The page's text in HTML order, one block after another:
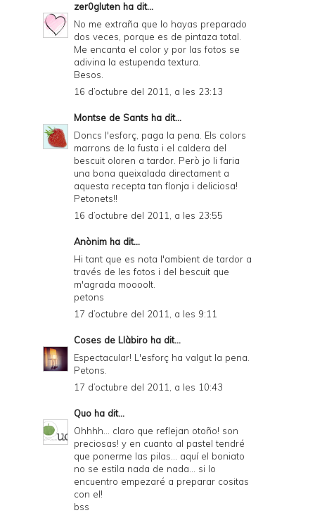
zer0gluten ha dit...
No me extraña que lo hayas preparado
dos veces, porque es de pintaza total.
Me encanta el color y por las fotos se
adivina la estupenda textura.
Besos.
16 d’octubre del 2011, a les 23:13
Montse de Sants ha dit...
Doncs l'esforç, paga la pena. Els colors
marrons de la fusta i el caldera del
bescuit oloren a tardor. Però jo li faria
una bona queixalada directament a
aquesta recepta tan flonja i deliciosa!
Petonets!!
16 d’octubre del 2011, a les 23:55
Anònim ha dit...
Hi tant que es nota l'ambient de tardor a
través de les fotos i del bescuit que
m'agrada moooolt.
petons
17 d’octubre del 2011, a les 9:11
Coses de Llàbiro ha dit...
Espectacular! L'esforç ha valgut la pena.
Petons.
17 d’octubre del 2011, a les 10:43
Quo ha dit...
Ohhhh... claro que reflejan otoño! son
preciosas! y en cuanto al pastel tendré
que ponerme las pilas... aquí el boniato
no se estila nada de nada... si lo
encuentro empezaré a preparar cositas
con el!
bss